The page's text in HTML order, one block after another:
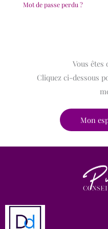
Mot de passe perdu ?
Vous êtes
Cliquez ci-dessous
Mon